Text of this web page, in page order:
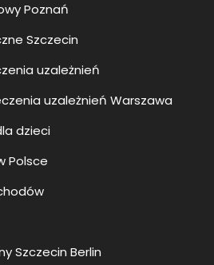
Poznań
Szczecin
uzależnień
uzależnień Warszawa
dzieci
Polsce
Szczecin Berlin